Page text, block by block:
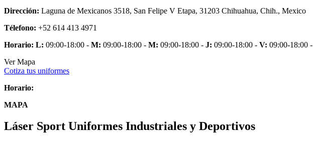
Dirección: Laguna de Mexicanos 3518, San Felipe V Etapa, 31203 Chihuahua, Chih., Mexico
Télefono: +52 614 413 4971
Horario: L: 09:00-18:00 - M: 09:00-18:00 - M: 09:00-18:00 - J: 09:00-18:00 - V: 09:00-18:00 -
Ver Mapa
Cotiza tus uniformes
Horario:
MAPA
Láser Sport Uniformes Industriales y Deportivos